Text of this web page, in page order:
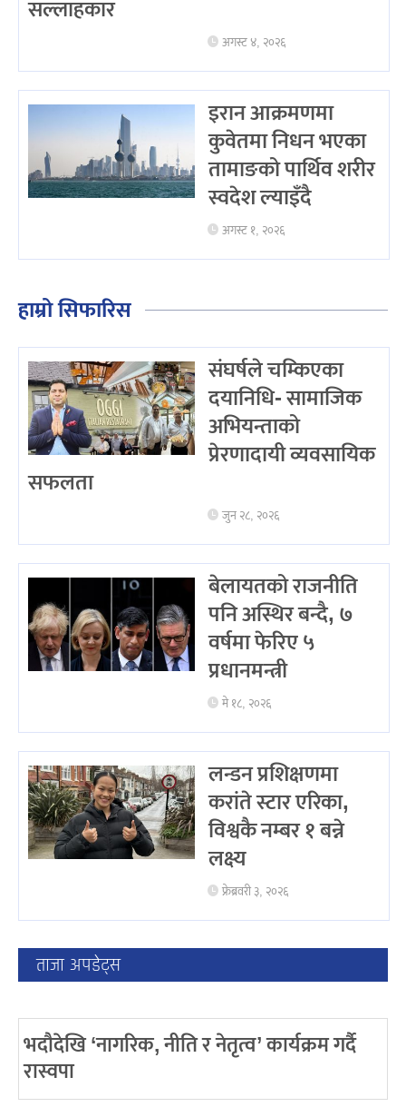
सल्लाहकार
अगस्ट ४, २०२६
इरान आक्रमणमा
कुवेतमा निधन भएका
तामाङको पार्थिव शरीर
स्वदेश ल्याइँदै
अगस्ट १, २०२६
हाम्रो सिफारिस
संघर्षले चम्किएका
दयानिधि- सामाजिक
अभियन्ताको
प्रेरणादायी व्यवसायिक
सफलता
जुन २८, २०२६
बेलायतको राजनीति
पनि अस्थिर बन्दै, ७
वर्षमा फेरिए ५
प्रधानमन्त्री
मे १८, २०२६
लन्डन प्रशिक्षणमा
करांते स्टार एरिका,
विश्वकै नम्बर १ बन्ने
लक्ष्य
फ्रेब्रवरी ३, २०२६
ताजा अपडेट्स
भदौदेखि ‘नागरिक, नीति र नेतृत्व’ कार्यक्रम गर्दै
रास्वपा